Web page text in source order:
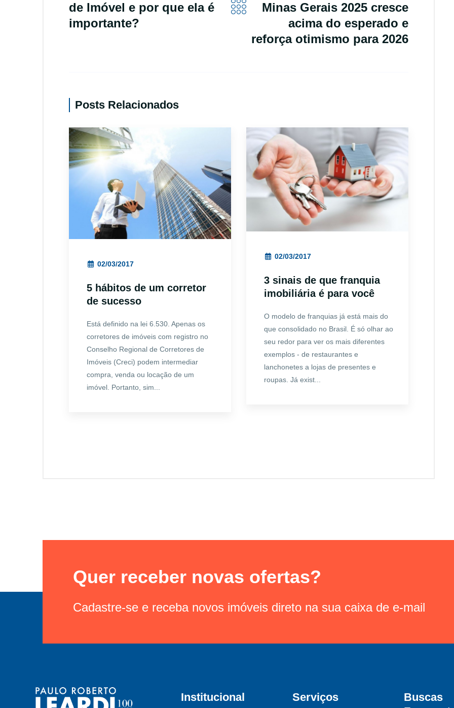
de Imóvel e por que ela é
importante?
Minas Gerais 2025 cresce
acima do esperado e
reforça otimismo para 2026
Posts Relacionados
02/03/2017
5 hábitos de um corretor
de sucesso
Está definido na lei 6.530. Apenas os
corretores de imóveis com registro no
Conselho Regional de Corretores de
Imóveis (Creci) podem intermediar
compra, venda ou locação de um
imóvel. Portanto, sim...
02/03/2017
3 sinais de que franquia
imobiliária é para você
O modelo de franquias já está mais do
que consolidado no Brasil. É só olhar ao
seu redor para ver os mais diferentes
exemplos - de restaurantes e
lanchonetes a lojas de presentes e
roupas. Já exist...
Quer receber novas ofertas?
Cadastre-se e receba novos imóveis direto na sua caixa de e-mail
Institucional Serviços
Buscas